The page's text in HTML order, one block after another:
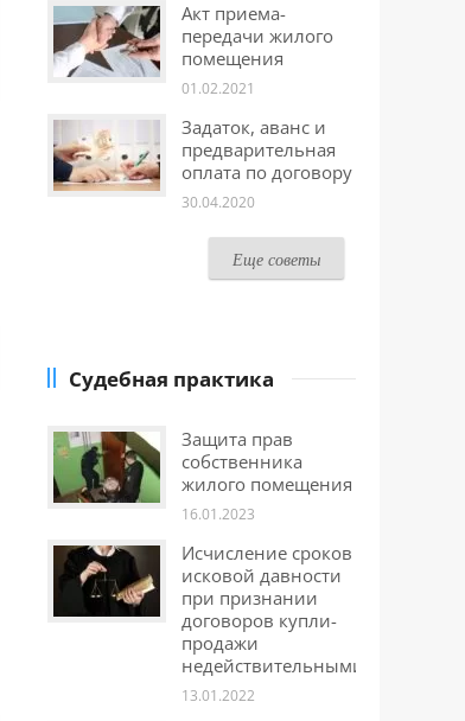
Акт приема-
передачи жилого
помещения
01.02.2021
Задаток, аванс и
предварительная
оплата по договору
30.04.2020
Еще советы
Судебная практика
Защита прав
собственника
жилого помещения
16.01.2023
Исчисление сроков
исковой давности
при признании
договоров купли-
продажи
недействительными
13.01.2022